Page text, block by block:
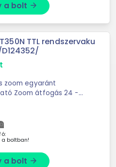
a bolt arrow_forward
TTL rendszervaku
Zoom átfogás 24 -
a boltban!
a bolt arrow_forward